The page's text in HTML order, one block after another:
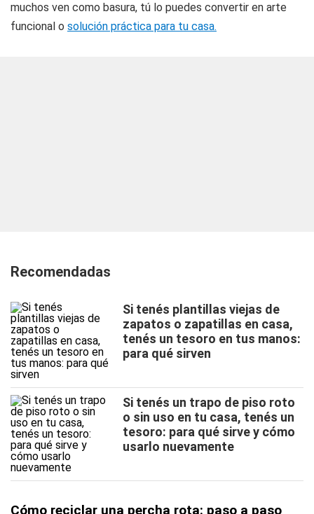
muchos ven como basura, tú lo puedes convertir en arte
funcional o solución práctica para tu casa.
Recomendadas
Si tenés plantillas viejas de
zapatos o zapatillas en casa,
tenés un tesoro en tus manos:
para qué sirven
Si tenés un trapo de piso roto
o sin uso en tu casa, tenés un
tesoro: para qué sirve y cómo
usarlo nuevamente
Cómo reciclar una percha rota: paso a paso